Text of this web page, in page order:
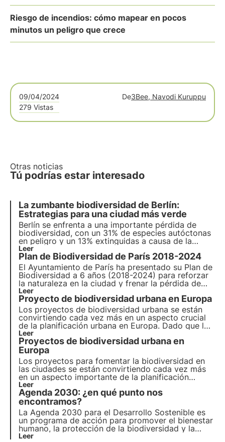
Riesgo de incendios: cómo mapear en pocos
minutos un peligro que crece
09/04/2024 De3Bee, Navodi Kuruppu
279 Vistas
Otras noticias
Tú podrías estar interesado
La zumbante biodiversidad de Berlín:
Estrategias para una ciudad más verde
Berlín se enfrenta a una importante pérdida de
biodiversidad, con un 31% de especies autóctonas
en peligro y un 13% extinguidas a causa de la
actividad humana. Para fomentar la biodiversidad
y una metrópoli verde, se están aplicando
estrategias.
Leer
Plan de Biodiversidad de París 2018-2024
El Ayuntamiento de París ha presentado su Plan de
Biodiversidad a 6 años (2018-2024) para reforzar
la naturaleza en la ciudad y frenar la pérdida de
biodiversidad. En este artículo se describen las
distintas acciones llevadas a cabo en el marco de
este Plan de Biodiversidad.
Leer
Proyecto de biodiversidad urbana en Europa
Los proyectos de biodiversidad urbana se están
convirtiendo cada vez más en un aspecto crucial
de la planificación urbana en Europa. Dado que las
ciudades son responsables de más del 70% de las
emisiones mundiales de carbono, resulta esencial
incorporar soluciones basadas en la naturaleza
para reducir el impacto de las actividades
humanas en el medio ambiente.
Leer
Proyectos de biodiversidad urbana en
Europa
Los proyectos para fomentar la biodiversidad en
las ciudades se están convirtiendo cada vez más
en un aspecto importante de la planificación
urbana en Europa. Las ciudades son responsables
de más del 70% de las emisiones mundiales de
carbono, por lo que resulta esencial desarrollar
soluciones ecológicas.
Leer
Agenda 2030: ¿en qué punto nos
encontramos?
La Agenda 2030 para el Desarrollo Sostenible es
un programa de acción para promover el bienestar
humano, la protección de la biodiversidad y la
prosperidad económica. Examinamos los avances
Leer